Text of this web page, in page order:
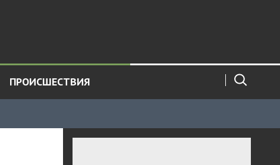
ПРОИСШЕСТВИЯ